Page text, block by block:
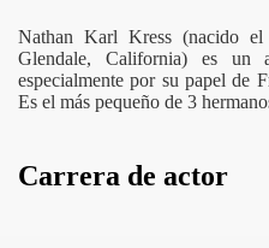
Nathan Karl Kress (nacido
Glendale, California) es un
especialmente por su papel de
Es el más pequeño de 3
Carrera de actor